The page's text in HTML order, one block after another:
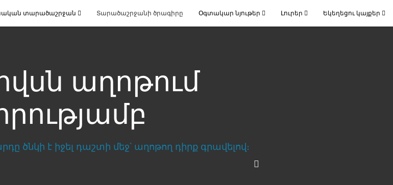
տարածաշրջան Տարածաշրջանի ծրագիրը Օգտակար նյութեր Լուրեր Եկեղեցու կայքեր
աղոթում